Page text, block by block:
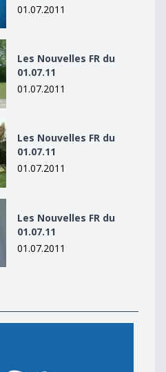
01.07.2011
Les Nouvelles FR du
01.07.11
01.07.2011
Les Nouvelles FR du
01.07.11
01.07.2011
Les Nouvelles FR du
01.07.11
01.07.2011